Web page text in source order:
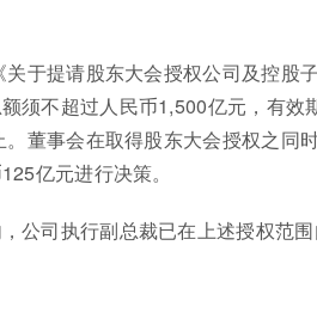
于提请股东大会授权公司及控股
须不超过人民币1,500亿元，有效
董事会在取得股东大会授权之同
亿元进行决策。
公司执行副总裁已在上述授权范